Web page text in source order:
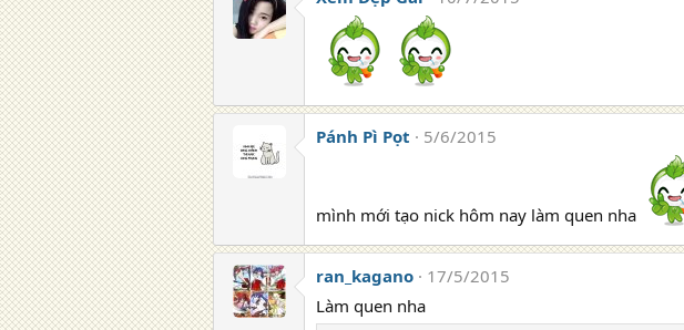
c
o
s
Pánh Pì Pọt 5/6/2015
mình mới tạo nick hôm nay làm quen nha
ran_kagano
17/5/2015
Làm quen nha